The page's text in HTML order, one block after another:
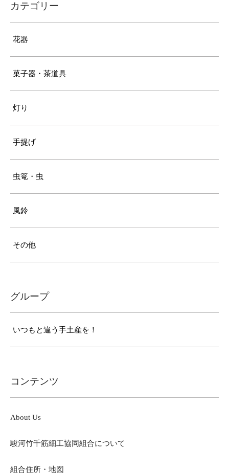
カテゴリー
花器
菓子器・茶道具
灯り
手提げ
虫篭・虫
風鈴
その他
グループ
いつもと違う手土産を！
コンテンツ
About Us
駿河竹千筋細工協同組合について
組合住所・地図